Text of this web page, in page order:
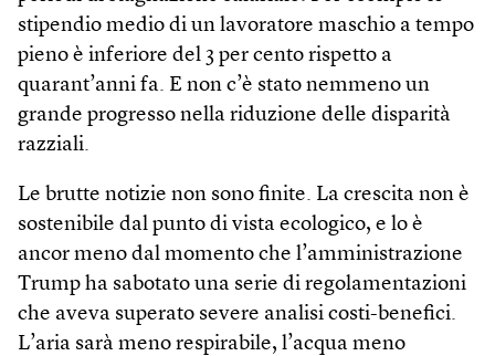
stipendio medio di un lavoratore maschio a tempo
pieno è inferiore del 3 per cento rispetto a
quarant’anni fa. E non c’è stato nemmeno un
grande progresso nella riduzione delle disparità
razziali.
Le brutte notizie non sono finite. La crescita non è
sostenibile dal punto di vista ecologico, e lo è
ancor meno dal momento che l’amministrazione
Trump ha sabotato una serie di regolamentazioni
che aveva superato severe analisi costi-benefici.
L’aria sarà meno respirabile, l’acqua meno